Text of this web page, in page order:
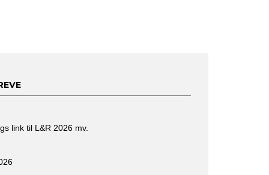
link til L&R 2026 mv.